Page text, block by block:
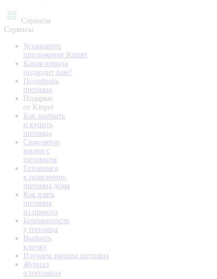
Сервисы
Сервисы
Установите
приложение Kinpet
Какая порода
подходит вам?
Подобрать
питомца
Подарки
от Kinpet
Как выбрать
и купить
питомца
Симулятор
жизни с
питомцем
Готовимся
к появлению
питомца дома
Как взять
питомца
из приюта
Беременность
у питомца
Выбрать
кличку
Изучаем эмоции питомца
Журнал
о питомцах